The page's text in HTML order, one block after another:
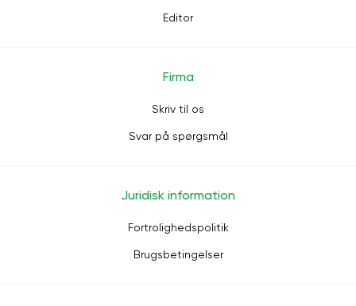
Editor
Firma
Skriv til os
Svar på spørgsmål
Juridisk information
Fortrolighedspolitik
Brugsbetingelser